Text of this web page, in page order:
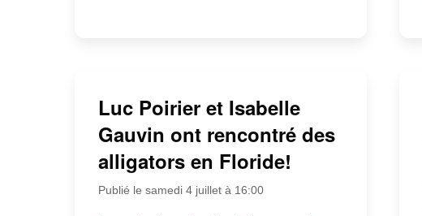
Luc Poirier et Isabelle
Gauvin ont rencontré des
alligators en Floride!
Publié le samedi 4 juillet à 16:00